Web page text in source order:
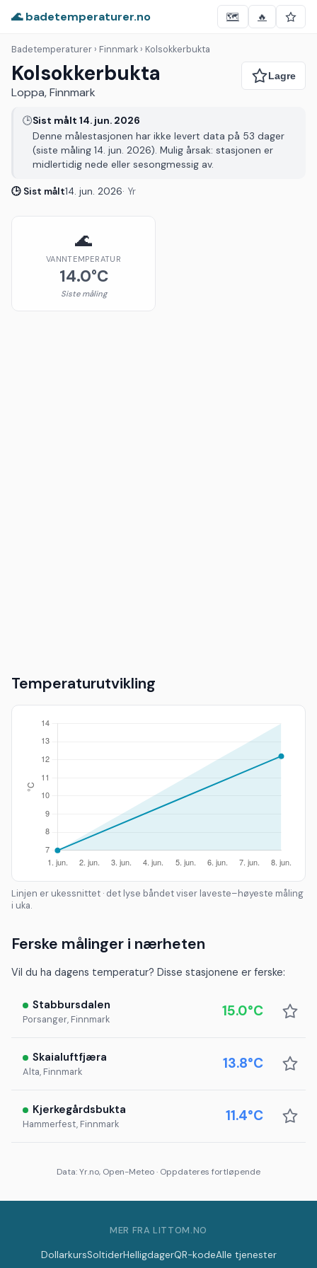
🌊 badetemperaturer.no 🗺️ 🔥
Badetemperaturer › Finnmark › Kolsokkerbukta
Kolsokkerbukta
Loppa, Finnmark
🕒Sist målt 14. jun. 2026
Denne målestasjonen har ikke levert data på 53 dager
(siste måling 14. jun. 2026). Mulig årsak: stasjonen er
midlertidig nede eller sesongmessig av.
🕒 Sist målt14. jun. 2026· Yr
🌊
VANNTEMPERATUR
14.0°C
Siste måling
Temperaturutvikling
Linjen er ukessnittet · det lyse båndet viser laveste–høyeste måling
i uka.
Ferske målinger i nærheten
Vil du ha dagens temperatur? Disse stasjonene er ferske:
Stabbursdalen
Porsanger, Finnmark 15.0°C
Skaialuftfjæra
Alta, Finnmark 13.8°C
Kjerkegårdsbukta
Hammerfest, Finnmark 11.4°C
Data: Yr.no, Open-Meteo · Oppdateres fortløpende
MER FRA LITTOM.NO
DollarkursSoltiderHelligdagerQR-kodeAlle tjenester